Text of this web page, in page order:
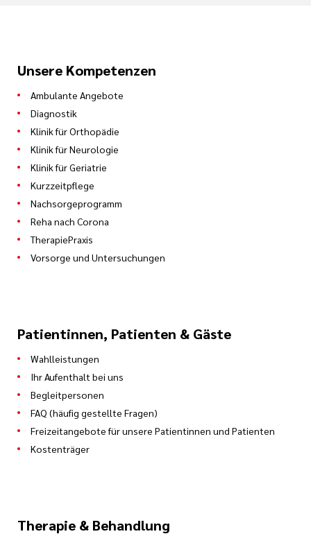
Unsere Kompetenzen
Ambulante Angebote
Diagnostik
Klinik für Orthopädie
Klinik für Neurologie
Klinik für Geriatrie
Kurzzeitpflege
Nachsorgeprogramm
Reha nach Corona
TherapiePraxis
Vorsorge und Untersuchungen
Patientinnen, Patienten & Gäste
Wahlleistungen
Ihr Aufenthalt bei uns
Begleitpersonen
FAQ (häufig gestellte Fragen)
Freizeitangebote für unsere Patientinnen und Patienten
Kostenträger
Therapie & Behandlung